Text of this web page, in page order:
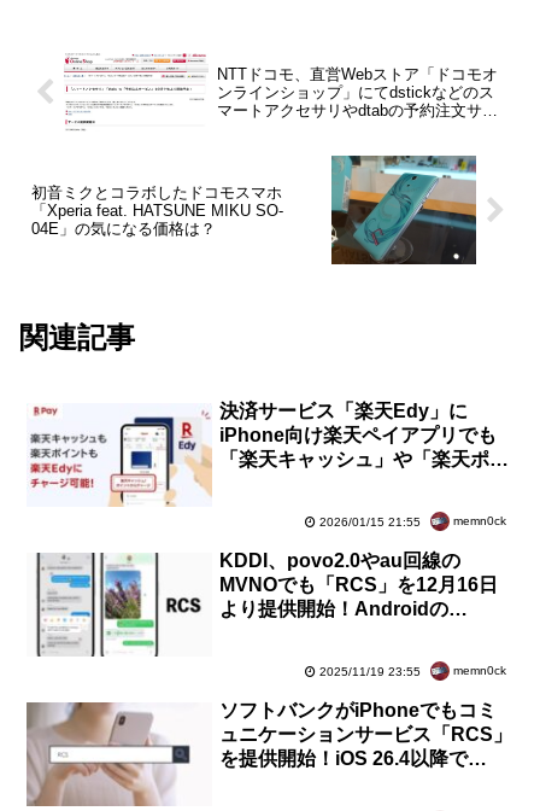
NTTドコモ、直営Webストア「ドコモオ
ンラインショップ」にてdstickなどのス
マートアクセサリやdtabの予約注文サー
初音ミクとコラボしたドコモスマホ
「Xperia feat. HATSUNE MIKU SO-
04E」の気になる価格は？
関連記事
決済サービス「楽天Edy」に
iPhone向け楽天ペイアプリでも
「楽天キャッシュ」や「楽天ポイ
2026/01/15 21:55 memn0ck
KDDI、povo2.0やau回線の
MVNOでも「RCS」を12月16日
より提供開始！Androidの
2025/11/19 23:55 memn0ck
ソフトバンクがiPhoneでもコミ
ュニケーションサービス「RCS」
を提供開始！iOS 26.4以降で